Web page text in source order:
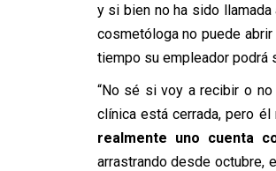
y si bien no ha sido
cosmetóloga no puede
tiempo su empleador podrá
“No sé si voy a recibir o
clínica está cerrada, pero
realmente uno cuenta
arrastrando desde octubre,